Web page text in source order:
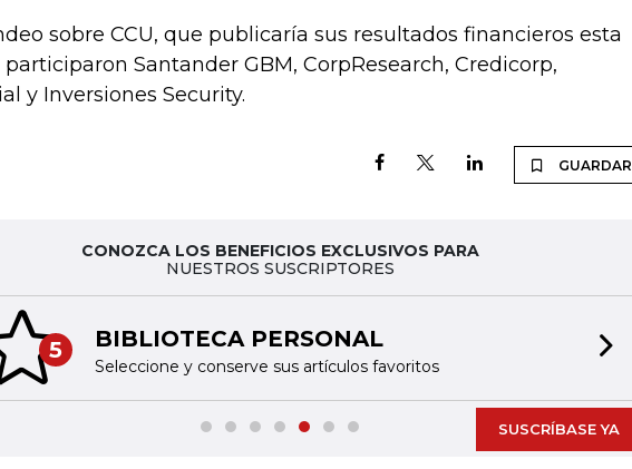
sobre CCU, que publicaría sus resultados financieros esta
Santander GBM, CorpResearch, Credicorp,
y Inversiones Security.
GUARDAR
CONOZCA LOS BENEFICIOS EXCLUSIVOS PARA
NUESTROS SUSCRIPTORES
5 BIBLIOTECA PERSONAL
Seleccione y conserve sus artículos favoritos
slide
SUSCRÍBASE YA